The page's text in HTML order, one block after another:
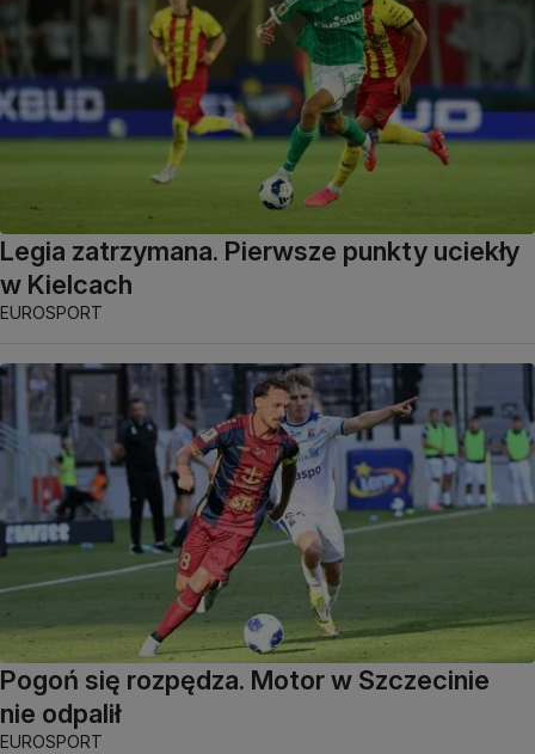
Legia zatrzymana. Pierwsze punkty uciekły
w Kielcach
EUROSPORT
Pogoń się rozpędza. Motor w Szczecinie
nie odpalił
EUROSPORT